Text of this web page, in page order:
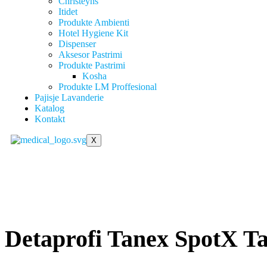
Itidet
Produkte Ambienti
Hotel Hygiene Kit
Dispenser
Aksesor Pastrimi
Produkte Pastrimi
Kosha
Produkte LM Proffesional
Pajisje Lavanderie
Katalog
Kontakt
X
Detaprofi Tanex SpotX